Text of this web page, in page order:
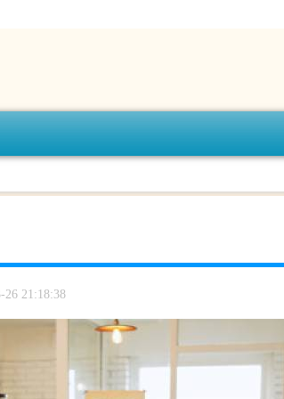
26 21:18:38